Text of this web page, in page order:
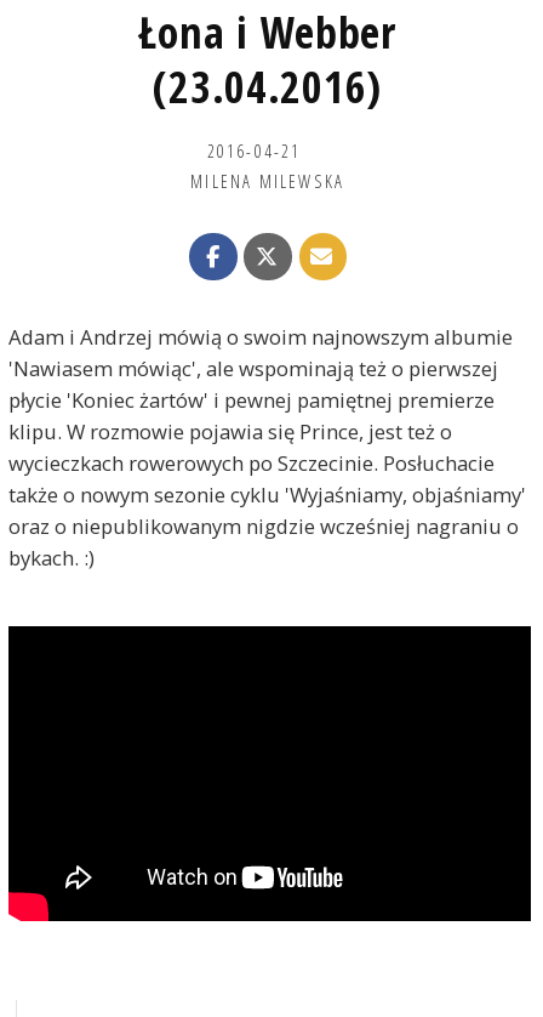
Łona i Webber
(23.04.2016)
2016-04-21
MILENA MILEWSKA
Adam i Andrzej mówią o swoim najnowszym albumie
'Nawiasem mówiąc', ale wspominają też o pierwszej
płycie 'Koniec żartów' i pewnej pamiętnej premierze
klipu. W rozmowie pojawia się Prince, jest też o
wycieczkach rowerowych po Szczecinie. Posłuchacie
także o nowym sezonie cyklu 'Wyjaśniamy, objaśniamy'
oraz o niepublikowanym nigdzie wcześniej nagraniu o
bykach. :)